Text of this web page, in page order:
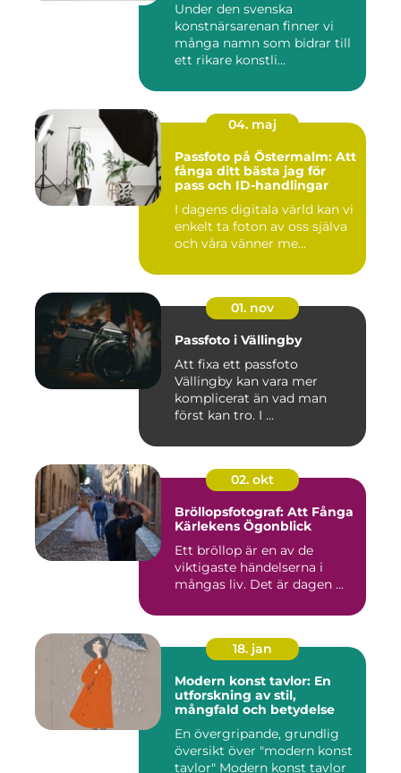
Under den svenska
konstnärsarenan finner vi
många namn som bidrar till
ett rikare konstli...
04. maj
Passfoto på Östermalm: Att
fånga ditt bästa jag för
pass och ID-handlingar
I dagens digitala värld kan vi
enkelt ta foton av oss själva
och våra vänner me...
01. nov
Passfoto i Vällingby
Att fixa ett passfoto
Vällingby kan vara mer
komplicerat än vad man
först kan tro. I ...
02. okt
Bröllopsfotograf: Att Fånga
Kärlekens Ögonblick
Ett bröllop är en av de
viktigaste händelserna i
mångas liv. Det är dagen ...
18. jan
Modern konst tavlor: En
utforskning av stil,
mångfald och betydelse
En övergripande, grundlig
översikt över "modern konst
tavlor" Modern konst tavlor